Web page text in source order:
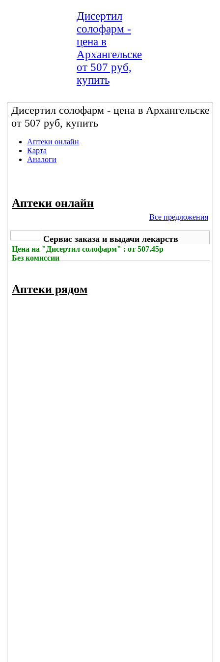
Дисертил
солофарм -
цена в
Архангельске
от 507 руб,
купить
Дисертил солофарм - цена в Архангельске
от 507 руб, купить
Аптеки онлайн
Карта
Аналоги
Аптеки онлайн
Все предложения
Сервис заказа и выдачи лекарств
Цена на "Дисертил солофарм" : от 507.45р
Без комиссии
Аптеки рядом